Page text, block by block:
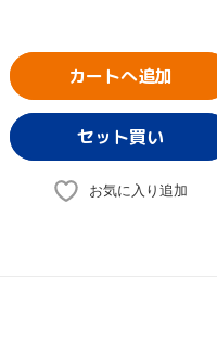
カートへ追加
お気に入り追加